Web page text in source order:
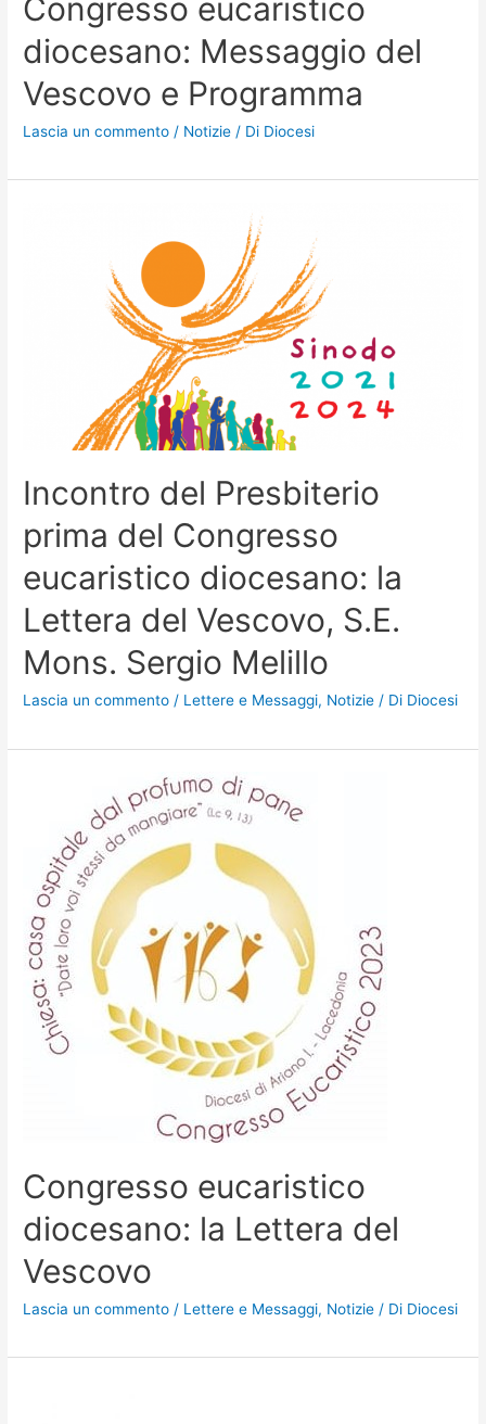
Congresso eucaristico
diocesano: Messaggio del
Vescovo e Programma
Lascia un commento / Notizie / Di Diocesi
Incontro del Presbiterio
prima del Congresso
eucaristico diocesano: la
Lettera del Vescovo, S.E.
Mons. Sergio Melillo
Lascia un commento / Lettere e Messaggi, Notizie / Di Diocesi
Congresso eucaristico
diocesano: la Lettera del
Vescovo
Lascia un commento / Lettere e Messaggi, Notizie / Di Diocesi